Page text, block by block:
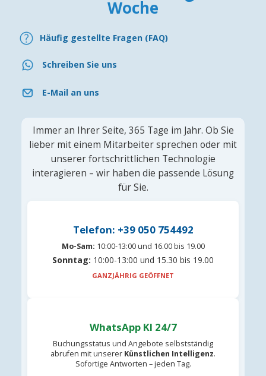
Woche
Häufig gestellte Fragen (FAQ)
Schreiben Sie uns
E-Mail an uns
Immer an Ihrer Seite, 365 Tage im Jahr. Ob Sie
lieber mit einem Mitarbeiter sprechen oder mit
unserer fortschrittlichen Technologie
interagieren – wir haben die passende Lösung
für Sie.
Telefon: +39 050 754492
Mo-Sam: 10:00-13:00 und 16.00 bis 19.00
Sonntag: 10:00-13:00 und 15.30 bis 19.00
GANZJÄHRIG GEÖFFNET
WhatsApp KI 24/7
Buchungsstatus und Angebote selbstständig
abrufen mit unserer Künstlichen Intelligenz.
Sofortige Antworten – jeden Tag.